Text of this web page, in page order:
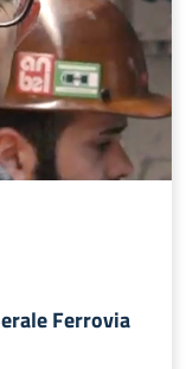
Ferrovia